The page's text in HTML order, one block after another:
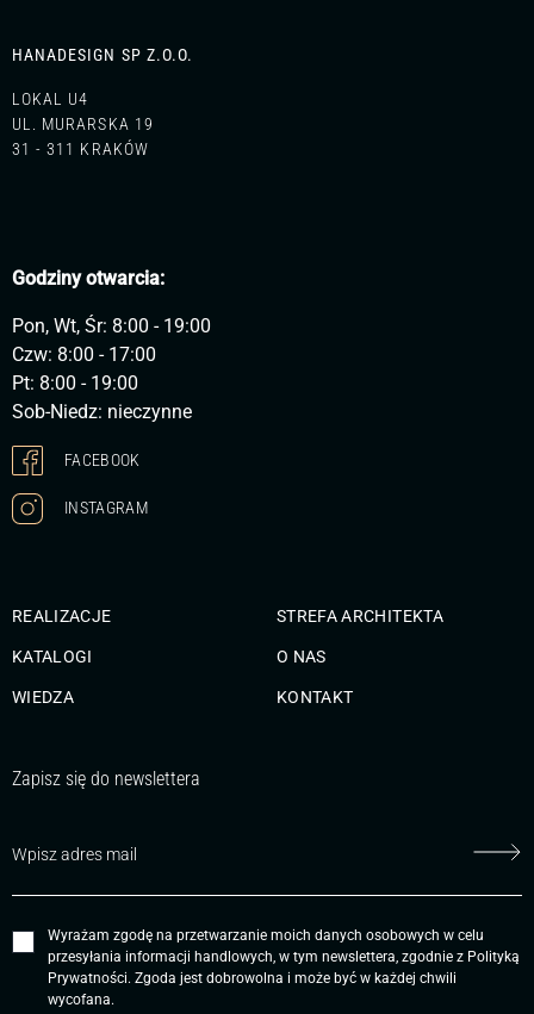
HANADESIGN SP Z.O.O.
LOKAL U4
UL. MURARSKA 19
31 - 311 KRAKÓW
Godziny otwarcia:
Pon, Wt, Śr: 8:00 - 19:00
Czw: 8:00 - 17:00
Pt: 8:00 - 19:00
Sob-Niedz: nieczynne
FACEBOOK
INSTAGRAM
REALIZACJE
KATALOGI
WIEDZA
STREFA ARCHITEKTA
O NAS
KONTAKT
Zapisz się do newslettera
Wyrażam zgodę na przetwarzanie moich danych osobowych w celu
przesyłania informacji handlowych, w tym newslettera, zgodnie z Polityką
Prywatności. Zgoda jest dobrowolna i może być w każdej chwili
wycofana.